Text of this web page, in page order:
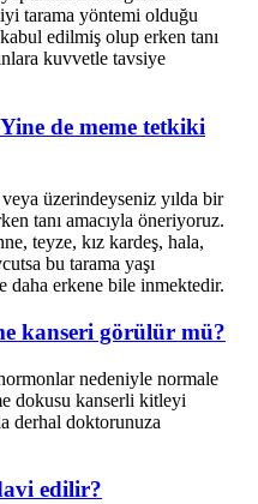
iyi tarama yöntemi olduğu
edilmiş olup erken tanı
kuvvetle tavsiye
de meme tetkiki
üzerindeyseniz yılda bir
tanı amacıyla öneriyoruz.
teyze, kız kardeş, hala,
bu tarama yaşı
daha erkene bile inmektedir.
kanseri görülür mü?
nedeniyle normale
dokusu kanserli kitleyi
derhal doktorunuza
edilir?